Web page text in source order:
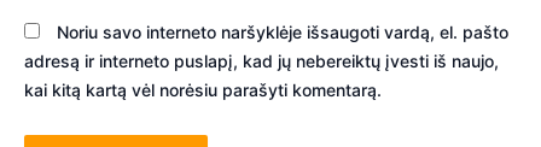
Noriu savo interneto naršyklėje išsaugoti vardą, el. pašto
adresą ir interneto puslapį, kad jų nebereiktų įvesti iš naujo,
kai kitą kartą vėl norėsiu parašyti komentarą.